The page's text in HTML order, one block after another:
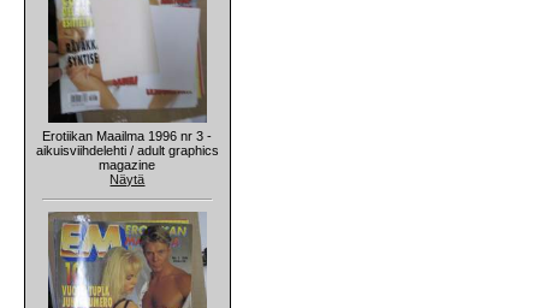
Erotiikan Maailma 1996 nr 3 -
aikuisviihdelehti / adult graphics
magazine
Näytä